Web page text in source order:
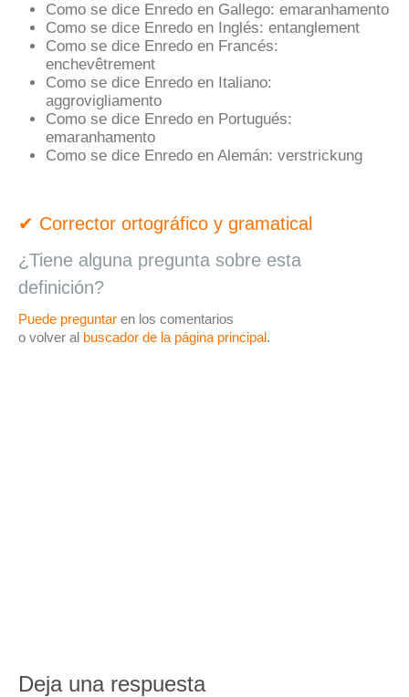
Como se dice Enredo en Gallego: emaranhamento
Como se dice Enredo en Inglés: entanglement
Como se dice Enredo en Francés:
enchevêtrement
Como se dice Enredo en Italiano:
aggrovigliamento
Como se dice Enredo en Portugués:
emaranhamento
Como se dice Enredo en Alemán: verstrickung
✔ Corrector ortográfico y gramatical
¿Tiene alguna pregunta sobre esta
definición?
Puede preguntar en los comentarios
o volver al buscador de la página principal.
Deja una respuesta